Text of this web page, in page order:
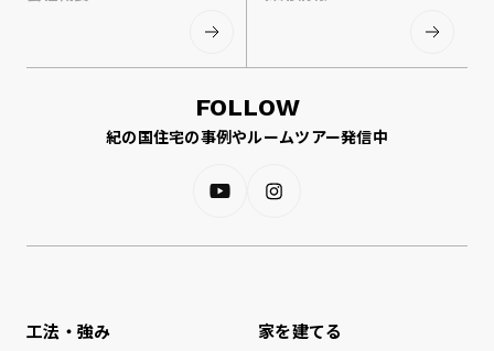
FOLLOW
紀の国住宅の事例やルームツアー発信中
工法・強み 家を建てる